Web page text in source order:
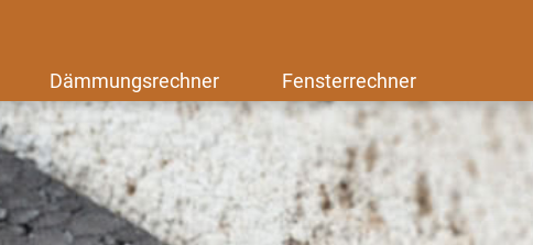
Dämmungsrechner Fensterrechner